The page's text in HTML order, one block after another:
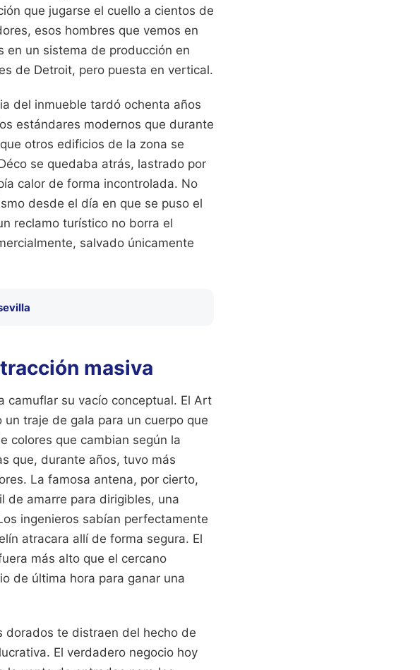
que jugarse el cuello a cientos de
esos hombres que vemos en
en un sistema de producción en
de Detroit, pero puesta en vertical.
del inmueble tardó ochenta años
estándares modernos que durante
otros edificios de la zona se
se quedaba atrás, lastrado por
calor de forma incontrolada. No
desde el día en que se puso el
reclamo turístico no borra el
salvado únicamente
masiva
camuflar su vacío conceptual. El Art
traje de gala para un cuerpo que
colores que cambian según la
que, durante años, tuvo más
La famosa antena, por cierto,
de amarre para dirigibles, una
ingenieros sabían perfectamente
atracara allí de forma segura. El
más alto que el cercano
de última hora para ganar una
dorados te distraen del hecho de
El verdadero negocio hoy